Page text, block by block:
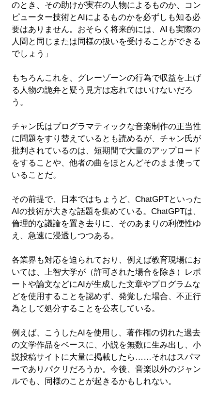
のとき、その助けが実在の人物によるものか、コン
ピューター技術とAIによるものかを必ずしも知る必
要はありません。おそらく将来的には、AIも実際の
人間と同じまたは同様の扱いを受けることができる
でしょう」
もちろんこれを、グレーゾーンの行為で収益を上げ
る人物の詭弁と疑う見方は忘れてはいけないだろ
う。
チャン氏はプログラマティックな音楽制作の正当性
に問題をすり替えているとも読めるが、チャン氏が
批判されているのは、短期間で大量のアップロード
をすることや、他者の曲をほとんどそのまま使って
いることだ。
その前提で、日本ではちょうど、ChatGPTといった
AIの技術が大きな話題を集めている。ChatGPTは、
倫理的な議論を置き去りに、そのあまりの利便性ゆ
え、急速に浸透しつつある。
各業界も対応を迫られており、例えば教育現場にお
いては、上智大学が（許可された場合を除き）レポ
ートや論文などにAIが生成した文章やプログラムな
どを使用することを認めず、発覚した場合、不正行
為として処分することを公表している。
例えば、こうしたAIを使用し、著作権の切れた過去
の文学作品をベースに、小説を無数に生み出し、小
説投稿サイトに大量に掲載したら……それはスパマ
ーでありパクリだろうか。今後、音楽以外のジャン
ルでも、同様のことが起きるかもしれない。